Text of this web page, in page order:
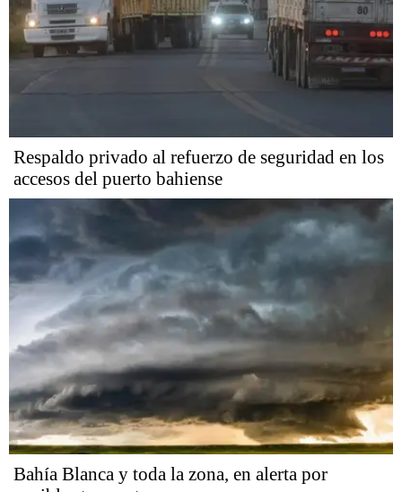
Respaldo privado al refuerzo de seguridad en los
accesos del puerto bahiense
Bahía Blanca y toda la zona, en alerta por